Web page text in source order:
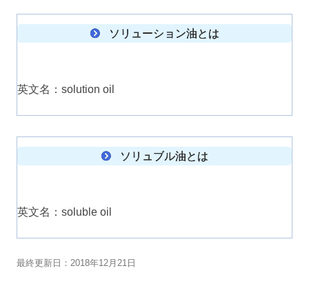
ソリューション油とは
英文名：solution oil
ソリュブル油とは
英文名：soluble oil
最終更新日：2018年12月21日